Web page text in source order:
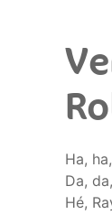
Ha,
Da,
Hé,